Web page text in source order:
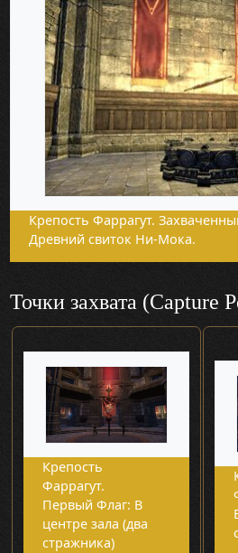
Крепость Фаррагут.
Древний свиток Ни-Мока.
Точки захвата (Capture
Крепость
Фаррагут.
Первый Флаг: В
центре зала (два
стражника)